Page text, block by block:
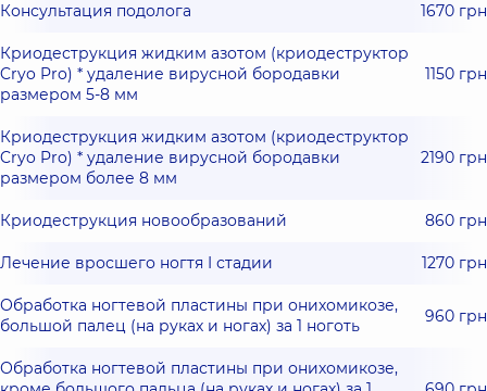
Консультация подолога 1670 грн
Криодеструкция жидким азотом (криодеструктор
Cryo Pro) * удаление вирусной бородавки
размером 5-8 мм
1150 грн
Криодеструкция жидким азотом (криодеструктор
Cryo Pro) * удаление вирусной бородавки
размером более 8 мм
2190 грн
Криодеструкция новообразований 860 грн
Лечение вросшего ногтя I стадии 1270 грн
Обработка ногтевой пластины при онихомикозе,
большой палец (на руках и ногах) за 1 ноготь
960 грн
Обработка ногтевой пластины при онихомикозе,